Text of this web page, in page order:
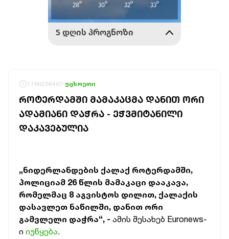
1786256467 უცხოეთი
ᲠᲝᲢᲔᲠᲓᲐᲛᲨᲘ ᲛᲐᲛᲐᲙᲐᲪᲛᲐ ᲓᲐᲜᲘᲗ ᲝᲠᲘ
ᲐᲓᲐᲛᲘᲐᲜᲘ ᲓᲐᲭᲠᲐ - ᲔᲭᲕᲛᲘᲢᲐᲜᲘᲚᲘ
ᲓᲐᲙᲐᲕᲔᲑᲣᲚᲘᲐ
„ნიდერლანდების ქალაქ როტერდამში,
პოლიციამ 26 წლის მამაკაცი დააკავა,
რომელმაც 8 აგვისტოს დილით, ქალაქის
დასავლეთ ნაწილში, დანით ორი
გამვლელი დაჭრა“, - ამის შესახებ Euronews-
ი იუწყება.